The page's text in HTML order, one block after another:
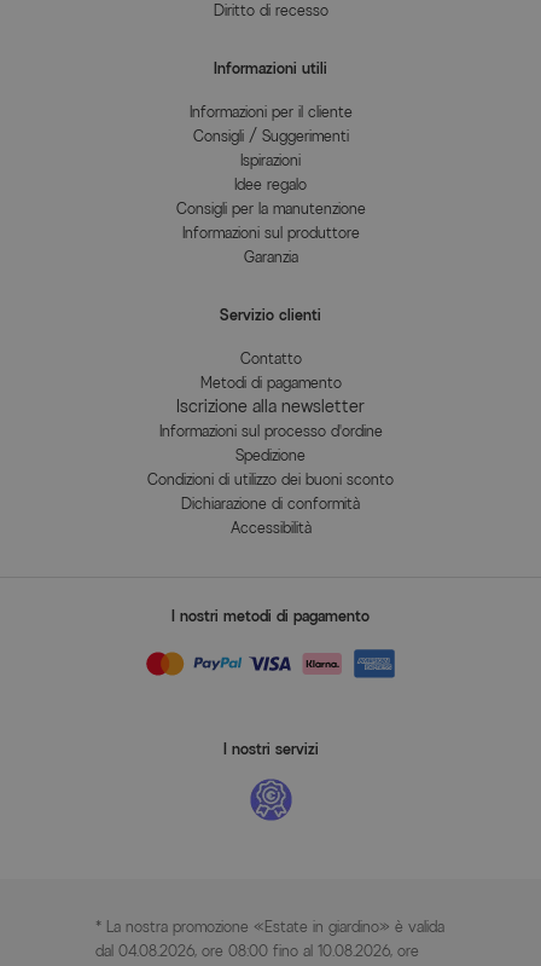
Diritto di recesso
Informazioni utili
Informazioni per il cliente
Consigli / Suggerimenti
Ispirazioni
Idee regalo
Consigli per la manutenzione
Informazioni sul produttore
Garanzia
Servizio clienti
Contatto
Metodi di pagamento
Iscrizione alla newsletter
Informazioni sul processo d'ordine
Spedizione
Condizioni di utilizzo dei buoni sconto
Dichiarazione di conformità
Accessibilità
I nostri metodi di pagamento
I nostri servizi
* La nostra promozione «Estate in giardino» è valida
dal 04.08.2026, ore 08:00 fino al 10.08.2026, ore